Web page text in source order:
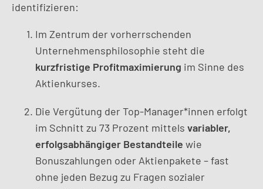
identifizieren:
Im Zentrum der vorherrschenden
Unternehmensphilosophie steht die
kurzfristige Profitmaximierung im Sinne des
Aktienkurses.
Die Vergütung der Top-Manager*innen erfolgt
im Schnitt zu 73 Prozent mittels variabler,
erfolgsabhängiger Bestandteile wie
Bonuszahlungen oder Aktienpakete – fast
ohne jeden Bezug zu Fragen sozialer